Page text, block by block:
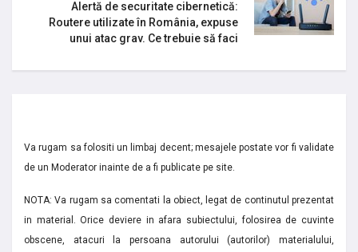
Alertă de securitate cibernetică:
Routere utilizate în România, expuse
unui atac grav. Ce trebuie să faci
Va rugam sa folositi un limbaj decent; mesajele postate vor fi validate
de un Moderator inainte de a fi publicate pe site.
NOTA: Va rugam sa comentati la obiect, legat de continutul prezentat
in material. Orice deviere in afara subiectului, folosirea de cuvinte
obscene, atacuri la persoana autorului (autorilor) materialului,